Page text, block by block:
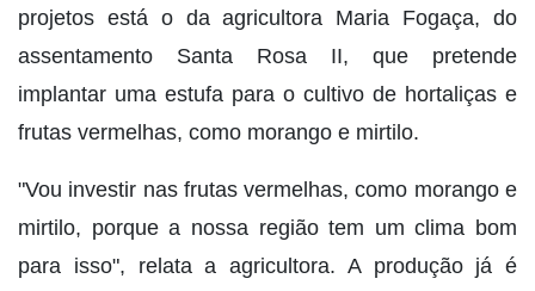
projetos está o da agricultora Maria Fogaça, do
assentamento Santa Rosa II, que pretende
implantar uma estufa para o cultivo de hortaliças e
frutas vermelhas, como morango e mirtilo.
"Vou investir nas frutas vermelhas, como morango e
mirtilo, porque a nossa região tem um clima bom
para isso", relata a agricultora. A produção já é